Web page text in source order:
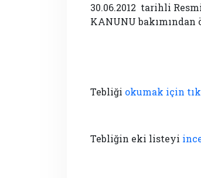
30.06.2012 tarihli
KANUNU bakımından
Tebliği okumak için
Tebliğin eki listeyi